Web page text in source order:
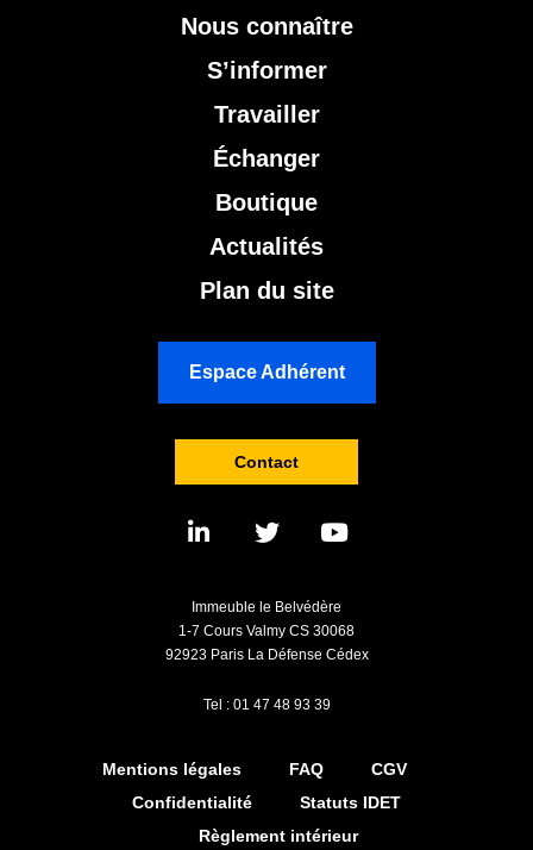
Nous connaître
S’informer
Travailler
Échanger
Boutique
Actualités
Plan du site
Espace Adhérent
Contact
Immeuble le Belvédère
1-7 Cours Valmy CS 30068
92923 Paris La Défense Cédex
Tel : 01 47 48 93 39
Mentions légales FAQ
CGV
Confidentialité
Statuts IDET
Règlement intérieur